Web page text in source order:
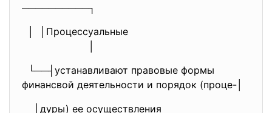
──────────┐
│ │Процессуальные
└──┤устанавливают правовые формы
финансвой деятельности и порядок (проце-│
│дуры) ее осуществления